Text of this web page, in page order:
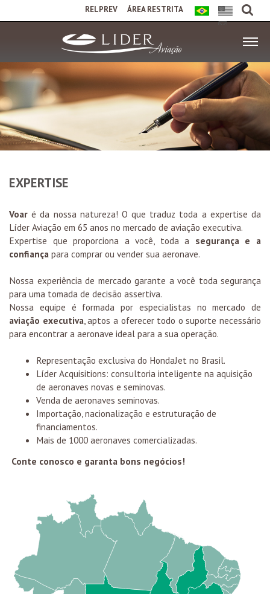
RELPREV ÁREA RESTRITA
EXPERTISE
Voar é da nossa natureza! O que traduz toda a expertise da
Líder Aviação em 65 anos no mercado de aviação executiva.
Expertise que proporciona a você, toda a segurança e a
confiança para comprar ou vender sua aeronave.
Nossa experiência de mercado garante a você toda segurança
para uma tomada de decisão assertiva.
Nossa equipe é formada por especialistas no mercado de
aviação executiva, aptos a oferecer todo o suporte necessário
para encontrar a aeronave ideal para a sua operação.
Representação exclusiva do HondaJet no Brasil.
Líder Acquisitions: consultoria inteligente na aquisição
de aeronaves novas e seminovas.
Venda de aeronaves seminovas.
Importação, nacionalização e estruturação de
financiamentos.
Mais de 1000 aeronaves comercializadas.
Conte conosco e garanta bons negócios!